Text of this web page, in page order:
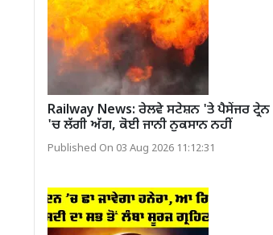
Railway News: ਰੇਲਵੇ ਸਟੇਸ਼ਨ 'ਤੇ ਪੈਸੇਂਜਰ ਟ੍ਰੇਨ
'ਚ ਲੱਗੀ ਅੱਗ, ਕੋਈ ਜਾਨੀ ਨੁਕਸਾਨ ਨਹੀਂ
Published On 03 Aug 2026 11:12:31